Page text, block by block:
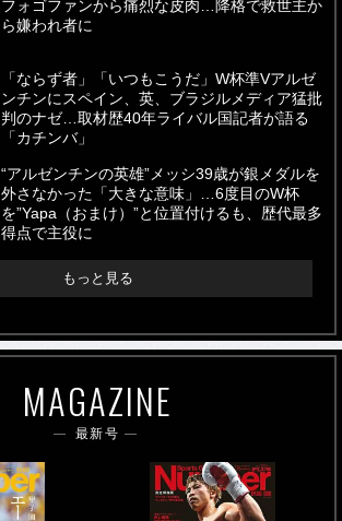
フォゴファンから痛烈な皮肉…降格で救世主か
ら嫌われ者に
「ならず者」「いつもこうだ」W杯準Vアルゼ
ンチンにスペイン、英、ブラジルメディア猛批
判のナゼ…取材歴40年ライバル国記者が語る
「カチンバ」
“アルゼンチンの英雄”メッシ39歳が銀メダルを
外さなかった「大きな意味」…6度目のW杯
を”Yapa（おまけ）”と位置付けるも、歴代最多
得点で主役に
もっと見る
MAGAZINE
最新号